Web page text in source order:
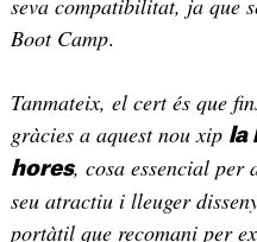
seva compatibilitat, ja que
Boot Camp.
Tanmateix, el cert és que
gràcies a aquest nou xip la
hores, cosa essencial per
seu atractiu i lleuger
portàtil que recomani per